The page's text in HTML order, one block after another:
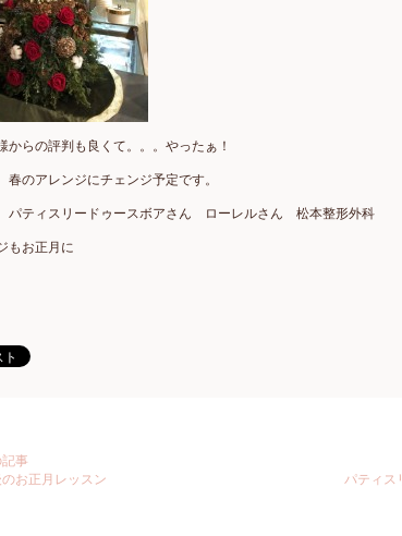
らの評判も良くて。。。やったぁ！
のアレンジにチェンジ予定です。
パティスリードゥースボアさん ローレルさん 松本整形外科
もお正月に
事
のお正月レッスン
パティス